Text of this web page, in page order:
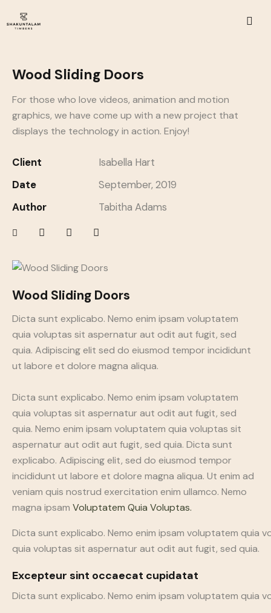
Wood Sliding Doors
Wood Sliding Doors
Dicta sunt explicabo. Nemo enim ipsam voluptatem
quia voluptas sit aspernatur aut odit aut fugit, sed
quia. Adipiscing elit sed do eiusmod tempor incididunt
ut labore et dolore magna aliqua.
Dicta sunt explicabo. Nemo enim ipsam voluptatem
quia voluptas sit aspernatur aut odit aut fugit, sed
quia. Nemo enim ipsam voluptatem quia voluptas sit
aspernatur aut odit aut fugit, sed quia. Dicta sunt
explicabo. Adipiscing elit, sed do eiusmod tempor
incididunt ut labore et dolore magna aliqua. Ut enim ad
veniam quis nostrud exercitation enim ullamco. Nemo
magna ipsam Voluptatem Quia Voluptas.
Dicta sunt explicabo. Nemo enim ipsam voluptatem quia
quia voluptas sit aspernatur aut odit aut fugit, sed quia.
Excepteur sint occaecat cupidatat
Dicta sunt explicabo. Nemo enim ipsam voluptatem quia
For those who love videos, animation and motion
graphics, we have come up with a new project that
displays the technology in action. Enjoy!
Client
Isabella Hart
Date
September, 2019
Author
Tabitha Adams